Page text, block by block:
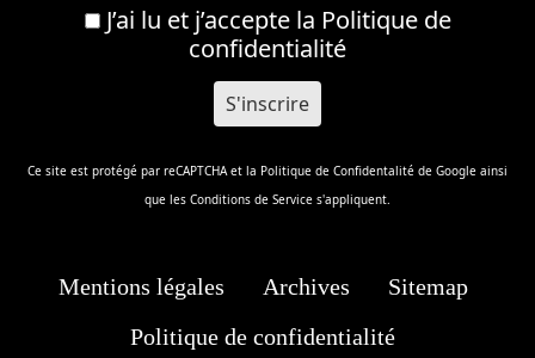
J’ai lu et j’accepte la Politique de
confidentialité
Ce site est protégé par reCAPTCHA et la Politique de Confidentalité de Google ainsi
que les Conditions de Service s'appliquent.
Mentions légales Archives
Sitemap
Politique de confidentialité